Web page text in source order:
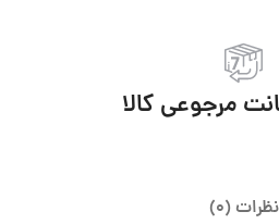
نظرات (0)